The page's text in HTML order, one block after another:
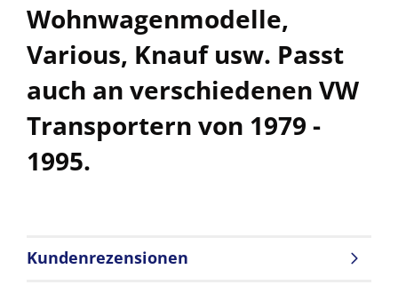
Wohnwagenmodelle,
Various, Knauf usw. Passt
auch an verschiedenen VW
Transportern von 1979 -
1995.
Kundenrezensionen